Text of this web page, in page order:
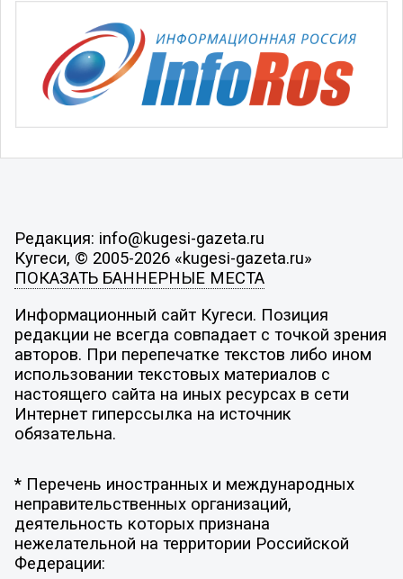
Редакция: info@kugesi-gazeta.ru
Кугеси, © 2005-2026 «kugesi-gazeta.ru»
ПОКАЗАТЬ БАННЕРНЫЕ МЕСТА
Информационный сайт Кугеси. Позиция
редакции не всегда совпадает с точкой зрения
авторов. При перепечатке текстов либо ином
использовании текстовых материалов с
настоящего сайта на иных ресурсах в сети
Интернет гиперссылка на источник
обязательна.
* Перечень иностранных и международных
неправительственных организаций,
деятельность которых признана
нежелательной на территории Российской
Федерации: